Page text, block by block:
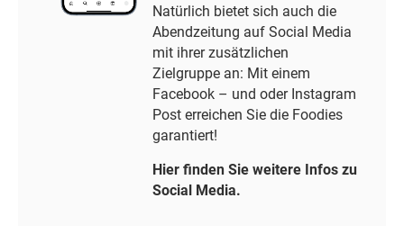
Natürlich bietet sich auch die
Abendzeitung auf Social Media
mit ihrer zusätzlichen
Zielgruppe an: Mit einem
Facebook – und oder Instagram
Post erreichen Sie die Foodies
garantiert!
Hier finden Sie weitere Infos zu
Social Media.